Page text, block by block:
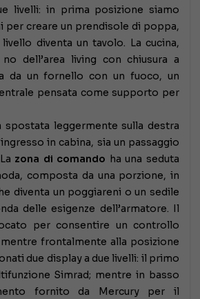
livelli: in prima posizione siamo
per creare un prendisole di poppa,
diventa un tavolo. La cucina,
dell’area living con chiusura a
da un fornello con un fuoco, un
pensata come supporto per
leggermente sulla destra
in cabina, sia un passaggio
zona di comando ha una seduta
composta da una porzione, in
diventa un poggiareni o un sedile
delle esigenze dell’armatore. Il
per consentire un controllo
frontalmente alla posizione
due display a due livelli: il primo
Simrad; mentre in basso
fornito da Mercury per il